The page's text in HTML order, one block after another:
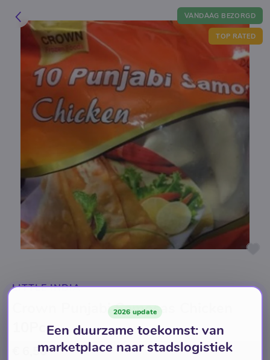
VANDAAG BEZORGD
TOP RATED
LITTLE INDIA
Crown Punjabi Samosas Chicken
10Pcs
€ 6,50
2026 update
Een duurzame toekomst: van
marketplace naar stadslogistiek